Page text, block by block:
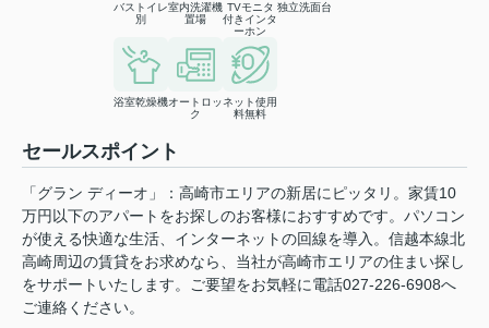
バストイレ
別
室内洗濯機
置場
TVモニタ
付きインタ
ーホン
独立洗面台
浴室乾燥機オートロッ
ク
ネット使用
料無料
セールスポイント
「グラン ディーオ」：高崎市エリアの新居にピッタリ。家賃10
万円以下のアパートをお探しのお客様におすすめです。パソコン
が使える快適な生活、インターネットの回線を導入。信越本線北
高崎周辺の賃貸をお求めなら、当社が高崎市エリアの住まい探し
をサポートいたします。ご要望をお気軽に電話027-226-6908へ
ご連絡ください。